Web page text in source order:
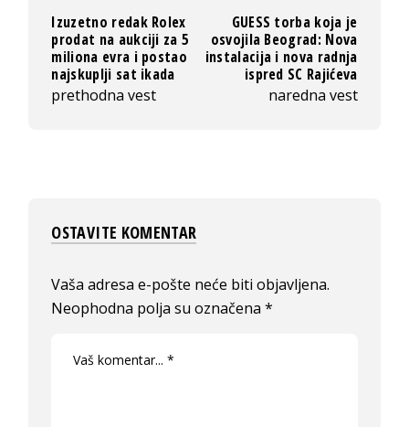
Izuzetno redak Rolex
prodat na aukciji za 5
miliona evra i postao
najskuplji sat ikada
prethodna vest
GUESS torba koja je
osvojila Beograd: Nova
instalacija i nova radnja
ispred SC Rajićeva
naredna vest
OSTAVITE KOMENTAR
Vaša adresa e-pošte neće biti objavljena.
Neophodna polja su označena*